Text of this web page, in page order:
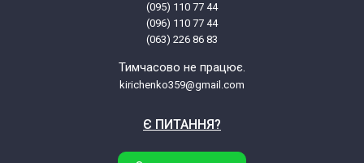
(095) 110 77 44
(096) 110 77 44
(063) 226 86 83
Тимчасово не працює.
kirichenko359@gmail.com
Є ПИТАННЯ?